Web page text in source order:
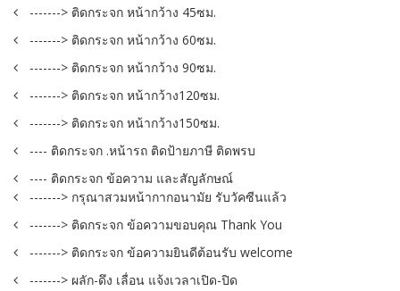
-------> ติดกระจก หน้ากว้าง 45ซม.
-------> ติดกระจก หน้ากว้าง 60ซม.
-------> ติดกระจก หน้ากว้าง 90ซม.
-------> ติดกระจก หน้ากว้าง120ซม.
-------> ติดกระจก หน้ากว้าง150ซม.
---- ติดกระจก .หน้ารถ ติดป้ายภาษี ติดพรบ
---- ติดกระจก ข้อความ และสัญลักษณ์
-------> กรุณาสวมหน้ากากอนามัย รับวัคซีนแล้ว
-------> ติดกระจก ข้อความขอบคุณ Thank You
-------> ติดกระจก ข้อความยินดีต้อนรับ welcome
-------> ผลัก-ดึง เลื่อน แจ้งเวลาเปิด-ปิด